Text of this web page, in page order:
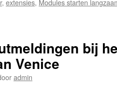
, extensies, Modules starten
bij
Venice
admin